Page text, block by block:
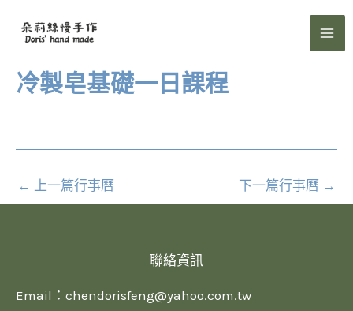
冷製皂基礎一日課程
← 上一篇行事曆 下一篇行事曆 →
聯絡資訊
Email： chendorisfeng@yahoo.com.tw